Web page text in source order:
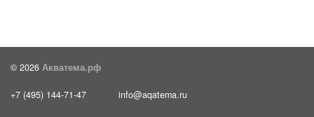
© 2026 Акватема.рф
+7 (495) 144-71-47 info@aqatema.ru